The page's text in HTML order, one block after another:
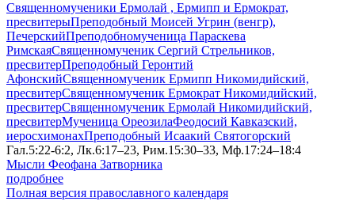
Священномученики Ермолай , Ермипп и Ермократ,
пресвитерыПреподобный Моисей Угрин (венгр),
ПечерскийПреподобномученица Параскева
РимскаяСвященномученик Сергий Стрельников,
пресвитерПреподобный Геронтий
АфонскийСвященномученик Ермипп Никомидийский,
пресвитерСвященномученик Ермократ Никомидийский,
пресвитерСвященномученик Ермолай Никомидийский,
пресвитерМученица ОреозилаФеодосий Кавказский,
иеросхимонахПреподобный Исаакий Святогорский
Гал.5:22-6:2, Лк.6:17–23, Рим.15:30–33, Мф.17:24–18:4
Мысли Феофана Затворника
подробнее
Полная версия православного календаря